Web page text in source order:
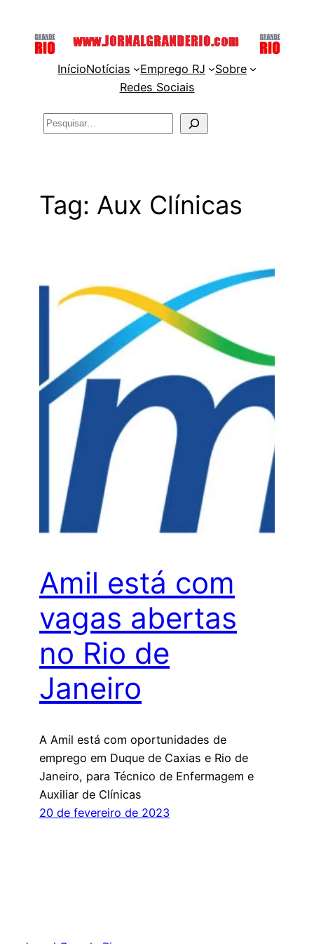
InícioNotícias Emprego RJ
Sobre
Redes Sociais
Pesquisar
Tag: Aux Clínicas
Amil está com
vagas abertas
no Rio de
Janeiro
A Amil está com oportunidades de
emprego em Duque de Caxias e Rio de
Janeiro, para Técnico de Enfermagem e
Auxiliar de Clínicas
20 de fevereiro de 2023